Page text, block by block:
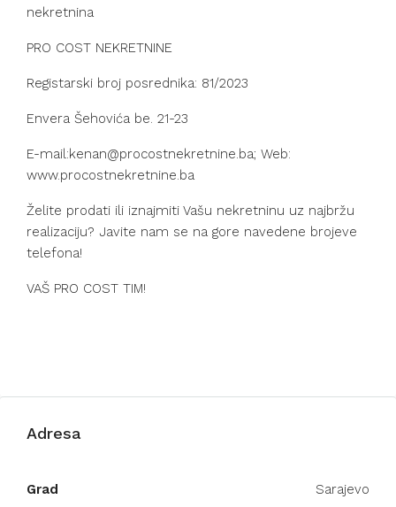
nekretnina
PRO COST NEKRETNINE
Registarski broj posrednika: 81/2023
Envera Šehovića be. 21-23
E-mail:kenan@procostnekretnine.ba; Web:
www.procostnekretnine.ba
Želite prodati ili iznajmiti Vašu nekretninu uz najbržu
realizaciju? Javite nam se na gore navedene brojeve
telefona!
VAŠ PRO COST TIM!
Adresa
Grad Sarajevo